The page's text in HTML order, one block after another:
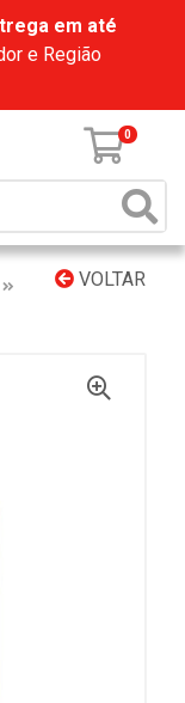
em até
e Região
0
VOLTAR